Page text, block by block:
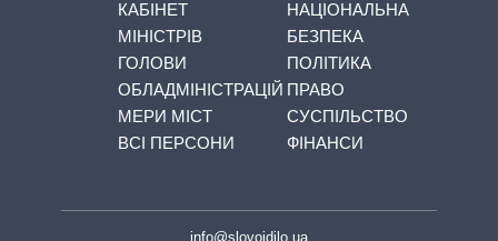
КАБІНЕТ
МІНІСТРІВ
ГОЛОВИ
ОБЛАДМІНІСТРАЦІЙ
МЕРИ МІСТ
ВСІ ПЕРСОНИ
НАЦІОНАЛЬНА
БЕЗПЕКА
ПОЛІТИКА
ПРАВО
СУСПІЛЬСТВО
ФІНАНСИ
info@slovoidilo.ua